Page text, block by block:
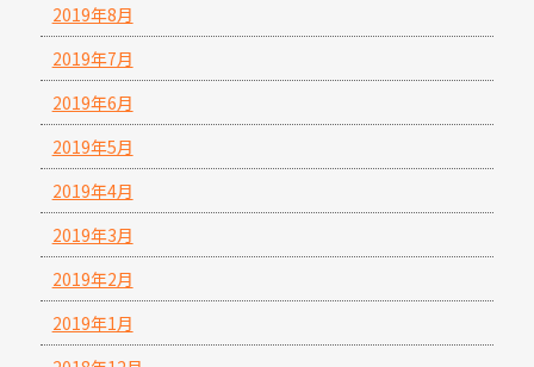
2019年8月
2019年7月
2019年6月
2019年5月
2019年4月
2019年3月
2019年2月
2019年1月